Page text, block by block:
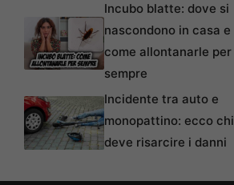
Incubo blatte: dove si
nascondono in casa e
come allontanarle per
sempre
Incidente tra auto e
monopattino: ecco chi
deve risarcire i danni